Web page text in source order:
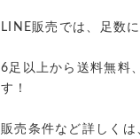
LINE販売では、足数
6足以上から送料無料
す！
販売条件など詳しくは